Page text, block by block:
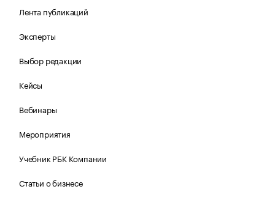
Лента публикаций
Эксперты
Выбор редакции
Кейсы
Вебинары
Мероприятия
Учебник РБК Компании
Статьи о бизнесе